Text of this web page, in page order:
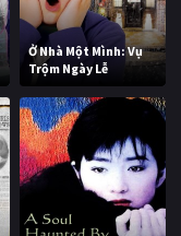
Ở Nhà Một Mình: Vụ
Trộm Ngày Lễ